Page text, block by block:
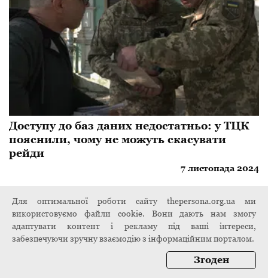
Доступу до баз даних недостатньо: у ТЦК
пояснили, чому не можуть скасувати
рейди
7 листопада 2024
Для оптимальної роботи сайту thepersona.org.ua ми
використовуємо файли cookie. Вони дають нам змогу
адаптувати контент і рекламу під ваші інтереси,
забезпечуючи зручну взаємодію з інформаційним порталом.
Згоден